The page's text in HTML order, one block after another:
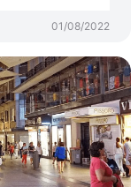
01/08/2022